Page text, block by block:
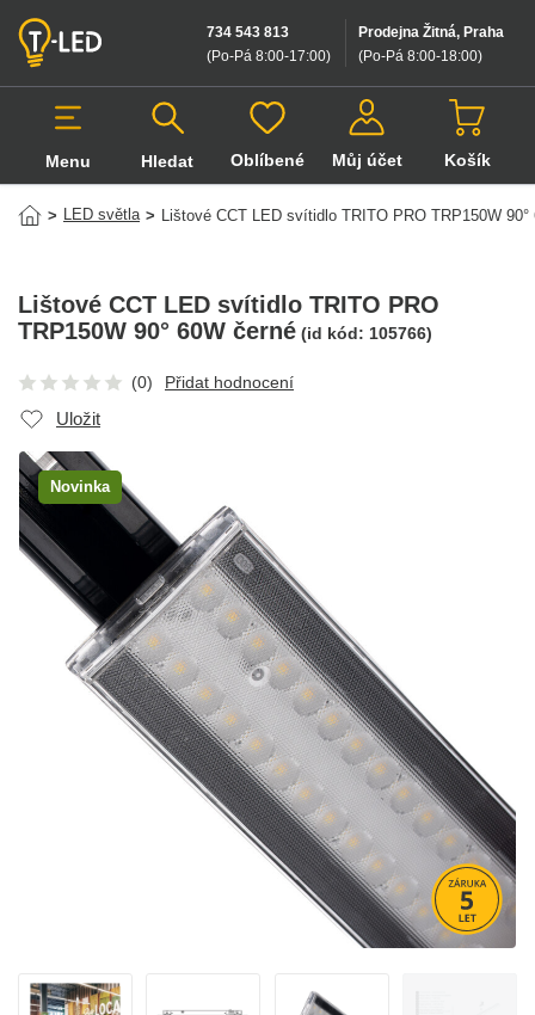
Prodejna Žitná, Praha
(Po-Pá 8:00-18:00)
734 543 813
(Po-Pá 8:00-17:00)
Menu Hledat
Hledat v produktech
Oblíbené Můj účet Košík
> LED světla > Lištové CCT LED svítidlo TRITO PRO TRP150W 90°
Novinka
Lištové CCT LED svítidlo TRITO PRO
TRP150W 90° 60W černé (id kód: 105766)
(0) Přidat hodnocení
Uložit